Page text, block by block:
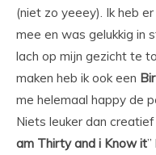
(niet zo yeeey). Ik heb
mee en was gelukkig in
lach op mijn gezicht te
maken heb ik ook een
me helemaal happy de
Niets leuker dan
am Thirty and i Know it